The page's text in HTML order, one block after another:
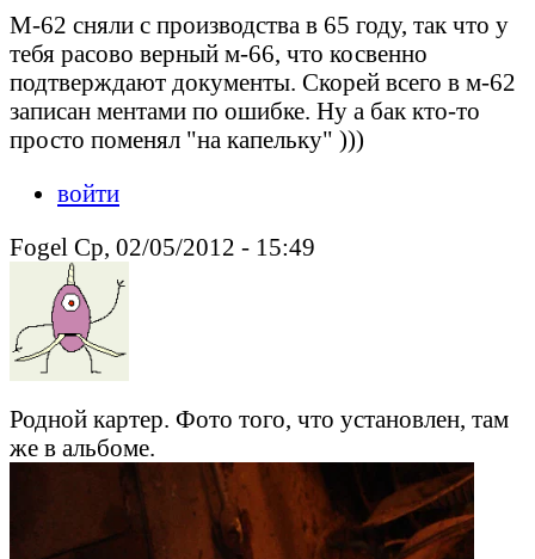
М-62 сняли с производства в 65 году, так что у
тебя расово верный м-66, что косвенно
подтверждают документы. Скорей всего в м-62
записан ментами по ошибке. Ну а бак кто-то
просто поменял "на капельку" )))
войти
Fogel Ср, 02/05/2012 - 15:49
Родной картер. Фото того, что установлен, там
же в альбоме.